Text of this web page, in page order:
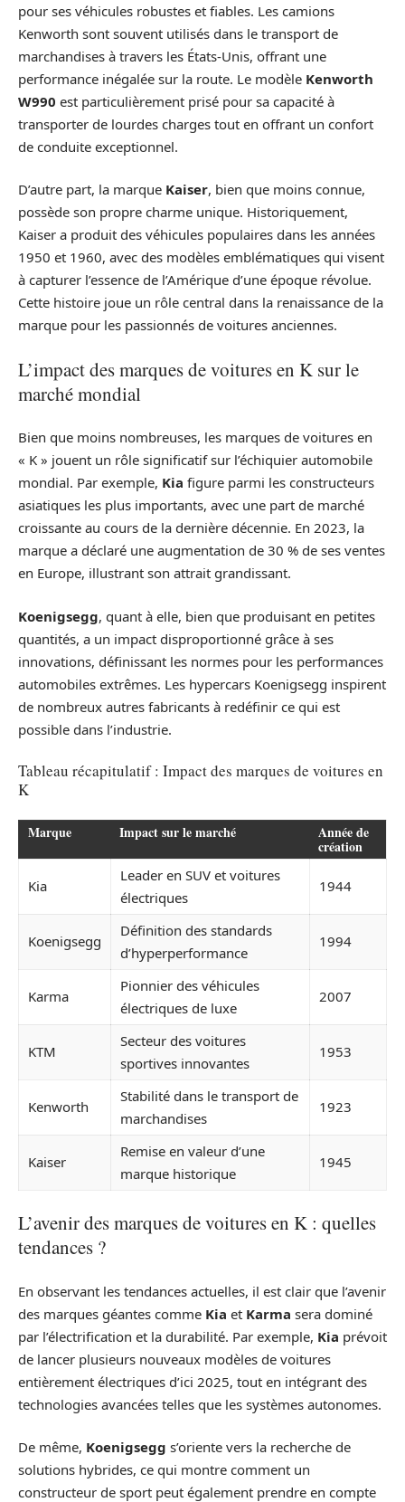
pour ses véhicules robustes et fiables. Les camions
Kenworth sont souvent utilisés dans le transport de
marchandises à travers les États-Unis, offrant une
performance inégalée sur la route. Le modèle Kenworth
W990 est particulièrement prisé pour sa capacité à
transporter de lourdes charges tout en offrant un confort
de conduite exceptionnel.
D’autre part, la marque Kaiser, bien que moins connue,
possède son propre charme unique. Historiquement,
Kaiser a produit des véhicules populaires dans les années
1950 et 1960, avec des modèles emblématiques qui visent
à capturer l’essence de l’Amérique d’une époque révolue.
Cette histoire joue un rôle central dans la renaissance de la
marque pour les passionnés de voitures anciennes.
L’impact des marques de voitures en K sur le
marché mondial
Bien que moins nombreuses, les marques de voitures en
« K » jouent un rôle significatif sur l’échiquier automobile
mondial. Par exemple, Kia figure parmi les constructeurs
asiatiques les plus importants, avec une part de marché
croissante au cours de la dernière décennie. En 2023, la
marque a déclaré une augmentation de 30 % de ses ventes
en Europe, illustrant son attrait grandissant.
Koenigsegg, quant à elle, bien que produisant en petites
quantités, a un impact disproportionné grâce à ses
innovations, définissant les normes pour les performances
automobiles extrêmes. Les hypercars Koenigsegg inspirent
de nombreux autres fabricants à redéfinir ce qui est
possible dans l’industrie.
Tableau récapitulatif : Impact des marques de voitures en
K
Marque Impact sur le marché Année de
création
Kia
Leader en SUV et voitures
électriques
1944
Koenigsegg
Définition des standards
d’hyperperformance
1994
Karma
Pionnier des véhicules
électriques de luxe
2007
KTM
Secteur des voitures
sportives innovantes
1953
Kenworth
Stabilité dans le transport de
marchandises
1923
Kaiser
Remise en valeur d’une
marque historique
1945
L’avenir des marques de voitures en K : quelles
tendances ?
En observant les tendances actuelles, il est clair que l’avenir
des marques géantes comme Kia et Karma sera dominé
par l’électrification et la durabilité. Par exemple, Kia prévoit
de lancer plusieurs nouveaux modèles de voitures
entièrement électriques d’ici 2025, tout en intégrant des
technologies avancées telles que les systèmes autonomes.
De même, Koenigsegg s’oriente vers la recherche de
solutions hybrides, ce qui montre comment un
constructeur de sport peut également prendre en compte